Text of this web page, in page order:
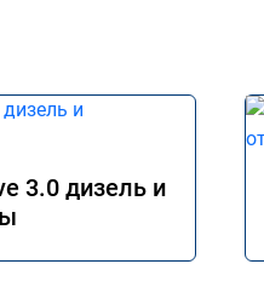
3.0 дизель и